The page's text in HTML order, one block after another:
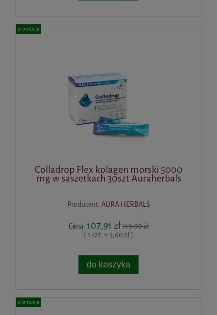
Colladrop Flex kolagen morski 5000
mg w saszetkach 30szt Auraherbals
Producent: AURA HERBALS
Cena: 107,91 zł119,90 zł
( 1 szt. = 3,60 zł )
do koszyka
promocja
promocja